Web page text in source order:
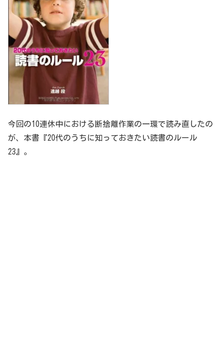
今回の10連休中における断捨離作業の一環で読み直したの
が、本書『20代のうちに知っておきたい読書のルール
23』。